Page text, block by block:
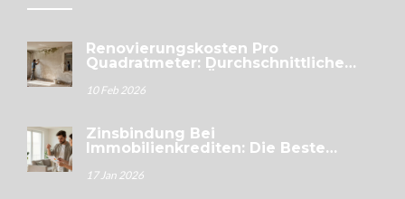
Renovierungskosten Pro
Quadratmeter: Durchschnittliche
10 Feb 2026
Zinsbindung Bei
Immobilienkrediten: Die Beste
17 Jan 2026